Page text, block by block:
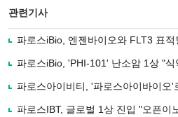
로
사
유
기
관련기사
파로스iBio, 엔젠바이오와 FLT3 표
파로스iBio, 'PHI-101' 난소암 1상 "식
파로스아이비티, '파로스아이바이오'
파로스IBT, 글로벌 1상 진입 "오픈이